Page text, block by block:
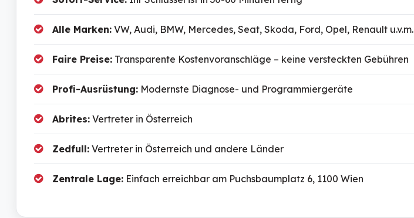
Alle Marken: VW, Audi, BMW, Mercedes, Seat, Skoda, Ford, Opel, Renault u.v.m.
Faire Preise: Transparente Kostenvoranschläge – keine versteckten Gebühren
Profi-Ausrüstung: Modernste Diagnose- und Programmiergeräte
Abrites: Vertreter in Österreich
Zedfull: Vertreter in Österreich und andere Länder
Zentrale Lage: Einfach erreichbar am Puchsbaumplatz 6, 1100 Wien